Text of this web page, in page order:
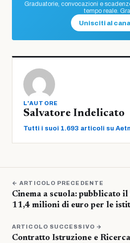
Graduatorie, convocazioni e
tempo reale.
Unisciti al
L'AUTORE
Salvatore Indelicato
Tutti i suoi 1.693 articoli su
← ARTICOLO PRECEDENTE
Cinema a scuola: pubblicato il
11,4 milioni di euro per le
ARTICOLO SUCCESSIVO →
Contratto Istruzione e